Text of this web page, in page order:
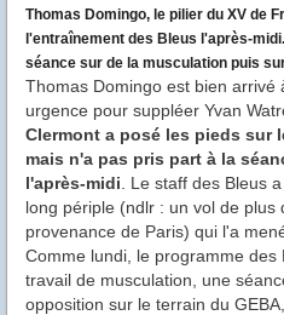
Thomas Domingo, le pilier du XV de
l'entraînement des Bleus l'après-
séance sur de la musculation puis
Thomas Domingo est bien arrivé
urgence pour suppléer Yvan
Clermont a posé les pieds sur
mais n'a pas pris part à la
l'après-midi . Le staff des Bleus
long périple (ndlr : un vol de plus
provenance de Paris) qui l'a
Comme lundi, le programme des
travail de musculation, une
opposition sur le terrain du